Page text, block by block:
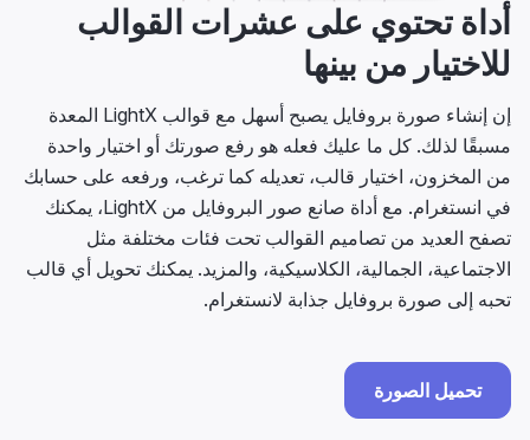
أداة تحتوي على عشرات القوالب
للاختيار من بينها
إن إنشاء صورة بروفايل يصبح أسهل مع قوالب LightX المعدة
مسبقًا لذلك. كل ما عليك فعله هو رفع صورتك أو اختيار واحدة
من المخزون، اختيار قالب، تعديله كما ترغب، ورفعه على حسابك
في انستغرام. مع أداة صانع صور البروفايل من LightX، يمكنك
تصفح العديد من تصاميم القوالب تحت فئات مختلفة مثل
الاجتماعية، الجمالية، الكلاسيكية، والمزيد. يمكنك تحويل أي قالب
تحبه إلى صورة بروفايل جذابة لانستغرام.
تحميل الصورة